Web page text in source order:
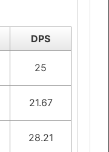
DPS
25
21.67
28.21